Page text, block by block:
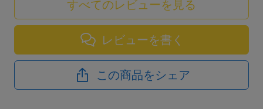
すべてのレビューを見る
レビューを書く
この商品をシェア